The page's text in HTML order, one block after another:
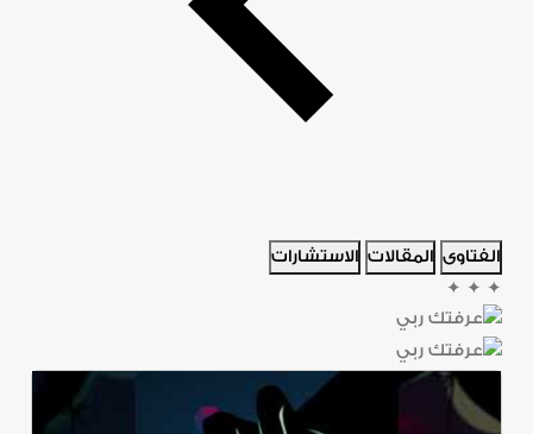
الفتاوى المقالات الاستشارات
✦
✦
✦